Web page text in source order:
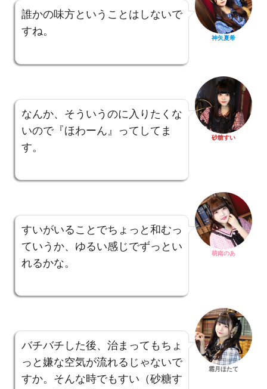
誰かの味方ということはしないで
すね。
神矢夏希
なんか、そういうのに入りたくな
いので『ほわーん』ってしてま
す。
砂糖すい
すいがいることでちょっと和むっ
ていうか、ゆるい感じでずっとい
れるかな。
萌南のあ
バチバチした後、治まってもちょ
っと嫌な空気が流れるじゃないで
すか。そんな時でもすい（砂糖す
霜月ほたて